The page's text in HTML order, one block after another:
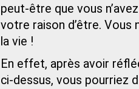
peut-être que vous
votre raison d’être. Vous
la vie !
En effet, après avoir
ci-dessus, vous pourriez